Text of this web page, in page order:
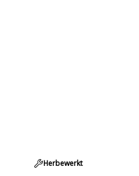
Herbewerkt